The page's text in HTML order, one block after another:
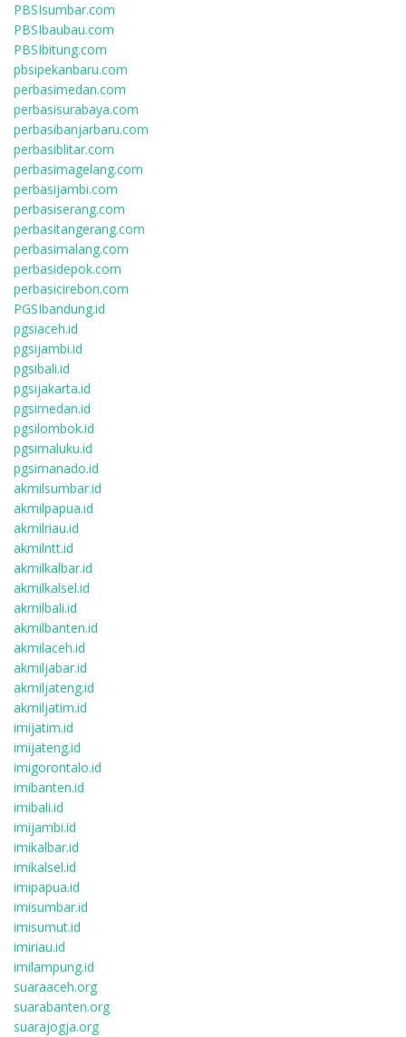
PBSIsumbar.com
PBSIbaubau.com
PBSIbitung.com
pbsipekanbaru.com
perbasimedan.com
perbasisurabaya.com
perbasibanjarbaru.com
perbasiblitar.com
perbasimagelang.com
perbasijambi.com
perbasiserang.com
perbasitangerang.com
perbasimalang.com
perbasidepok.com
perbasicirebon.com
PGSIbandung.id
pgsiaceh.id
pgsijambi.id
pgsibali.id
pgsijakarta.id
pgsimedan.id
pgsilombok.id
pgsimaluku.id
pgsimanado.id
akmilsumbar.id
akmilpapua.id
akmilriau.id
akmilntt.id
akmilkalbar.id
akmilkalsel.id
akmilbali.id
akmilbanten.id
akmilaceh.id
akmiljabar.id
akmiljateng.id
akmiljatim.id
imijatim.id
imijateng.id
imigorontalo.id
imibanten.id
imibali.id
imijambi.id
imikalbar.id
imikalsel.id
imipapua.id
imisumbar.id
imisumut.id
imiriau.id
imilampung.id
suaraaceh.org
suarabanten.org
suarajogja.org